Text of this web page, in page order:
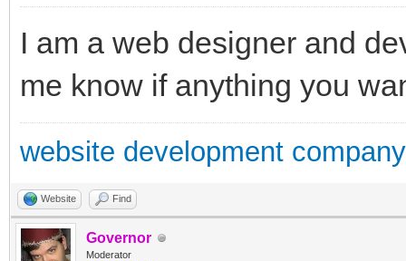
I am a web designer and
me know if anything you
website development
Website Find
Governor
Moderator